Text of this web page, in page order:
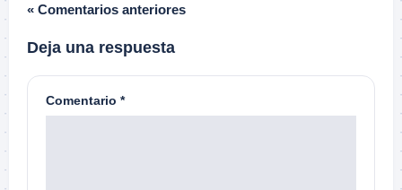
« Comentarios anteriores
Deja una respuesta
Comentario *